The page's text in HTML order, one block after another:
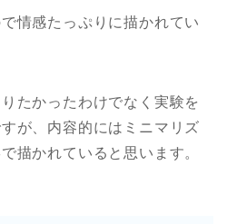
情感たっぷりに描かれてい
たかったわけでなく実験を
が、内容的にはミニマリズ
描かれていると思います。